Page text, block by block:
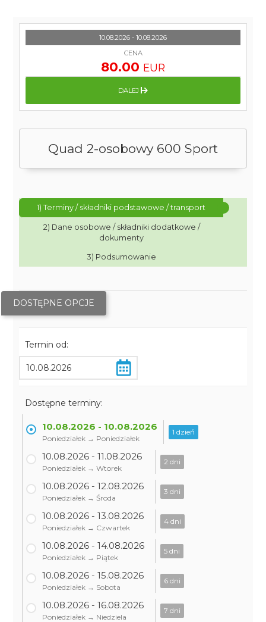
Quad 2-osobowy 600 Sport
1) Terminy / składniki podstawowe / transport
2) Dane osobowe / składniki dodatkowe /
dokumenty
3) Podsumowanie
DOSTĘPNE OPCJE
Termin od:
Dostępne terminy:
10.08.2026 - 10.08.2026
Poniedziałek → Poniedziałek
1 dzień
10.08.2026 - 11.08.2026
Poniedziałek → Wtorek
2 dni
10.08.2026 - 12.08.2026
Poniedziałek → Środa
3 dni
10.08.2026 - 13.08.2026
Poniedziałek → Czwartek
4 dni
10.08.2026 - 14.08.2026
Poniedziałek → Piątek
5 dni
10.08.2026 - 15.08.2026
Poniedziałek → Sobota
6 dni
10.08.2026 - 16.08.2026
Poniedziałek → Niedziela
7 dni
10.08.2026 - 10.08.2026
CENA
80.00 EUR
DALEJ